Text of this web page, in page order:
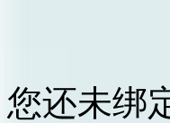
您还未绑